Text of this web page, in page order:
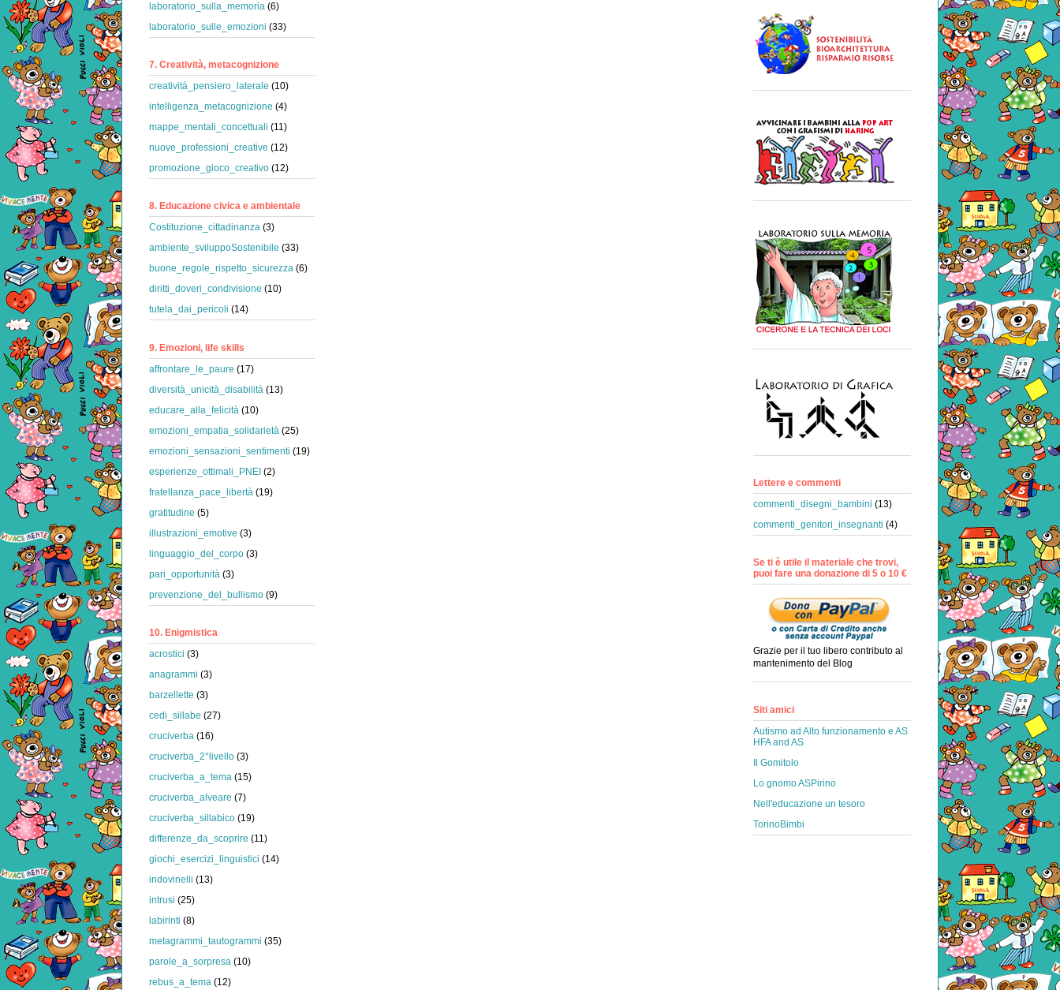
laboratorio_sulla_memoria (6)
laboratorio_sulle_emozioni (33)
7. Creatività, metacognizione
creatività_pensiero_laterale (10)
intelligenza_metacognizione (4)
mappe_mentali_concettuali (11)
nuove_professioni_creative (12)
promozione_gioco_creativo (12)
8. Educazione civica e ambientale
Costituzione_cittadinanza (3)
ambiente_sviluppoSostenibile (33)
buone_regole_rispetto_sicurezza (6)
diritti_doveri_condivisione (10)
tutela_dai_pericoli (14)
9. Emozioni, life skills
affrontare_le_paure (17)
diversità_unicità_disabilità (13)
educare_alla_felicità (10)
emozioni_empatia_solidarietà (25)
emozioni_sensazioni_sentimenti (19)
esperienze_ottimali_PNEI (2)
fratellanza_pace_libertà (19)
gratitudine (5)
illustrazioni_emotive (3)
linguaggio_del_corpo (3)
pari_opportunità (3)
prevenzione_del_bullismo (9)
10. Enigmistica
acrostici (3)
anagrammi (3)
barzellette (3)
cedi_sillabe (27)
cruciverba (16)
cruciverba_2°livello (3)
cruciverba_a_tema (15)
cruciverba_alveare (7)
cruciverba_sillabico (19)
differenze_da_scoprire (11)
giochi_esercizi_linguistici (14)
indovinelli (13)
intrusi (25)
labirinti (8)
metagrammi_tautogrammi (35)
parole_a_sorpresa (10)
rebus_a_tema (12)
Lettere e commenti
commenti_disegni_bambini (13)
commenti_genitori_insegnanti (4)
Se ti è utile il materiale che trovi,
puoi fare una donazione di 5 o 10 €
Grazie per il tuo libero contributo al
mantenimento del Blog
Siti amici
Autismo ad Alto funzionamento e AS
HFA and AS
Il Gomitolo
Lo gnomo ASPirino
Nell'educazione un tesoro
TorinoBimbi